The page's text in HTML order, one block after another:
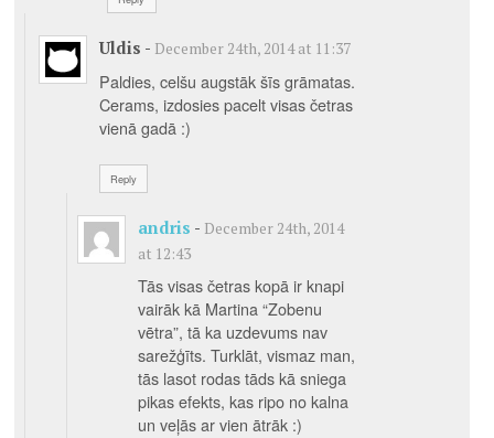
Uldis - December 24th, 2014 at 11:37
Paldies, celšu augstāk šīs grāmatas.
Cerams, izdosies pacelt visas četras
vienā gadā :)
Reply
andris - December 24th, 2014
at 12:43
Tās visas četras kopā ir knapi
vairāk kā Martina “Zobenu
vētra”, tā ka uzdevums nav
sarežģīts. Turklāt, vismaz man,
tās lasot rodas tāds kā sniega
pikas efekts, kas ripo no kalna
un veļās ar vien ātrāk :)